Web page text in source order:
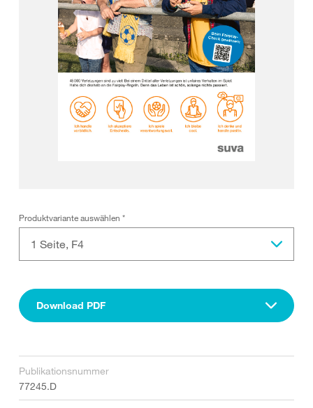
Produktvariante auswählen *
1 Seite, F4
Download PDF
Publikationsnummer
77245.D